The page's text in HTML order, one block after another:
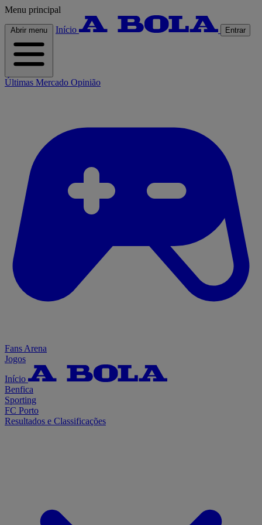
Menu principal
Abrir menu Início Entrar
Últimas Mercado Opinião
Fans Arena
Jogos
Início
Benfica
Sporting
FC Porto
Resultados e Classificações